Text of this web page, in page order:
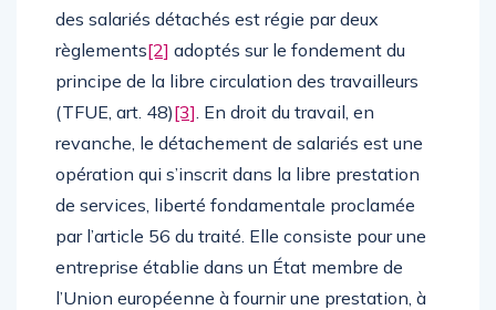
des salariés détachés est régie par deux
règlements[2] adoptés sur le fondement du
principe de la libre circulation des travailleurs
(TFUE, art. 48)[3]. En droit du travail, en
revanche, le détachement de salariés est une
opération qui s’inscrit dans la libre prestation
de services, liberté fondamentale proclamée
par l’article 56 du traité. Elle consiste pour une
entreprise établie dans un État membre de
l’Union européenne à fournir une prestation, à